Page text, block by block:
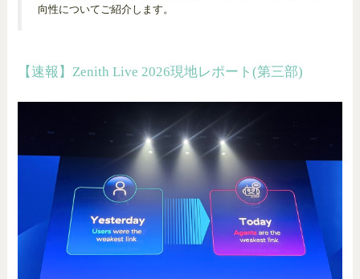
向性についてご紹介します。
【速報】Zenith Live 2026現地レポート(第三部)